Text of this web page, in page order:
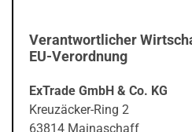
Verantwortlicher
EU-Verordnung
ExTrade GmbH & Co. KG
Kreuzäcker-Ring 2
63814 Mainaschaff